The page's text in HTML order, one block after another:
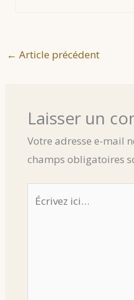
← Article précédent
Laisser un
Votre adresse e-mail
champs obligatoires
Écrivez